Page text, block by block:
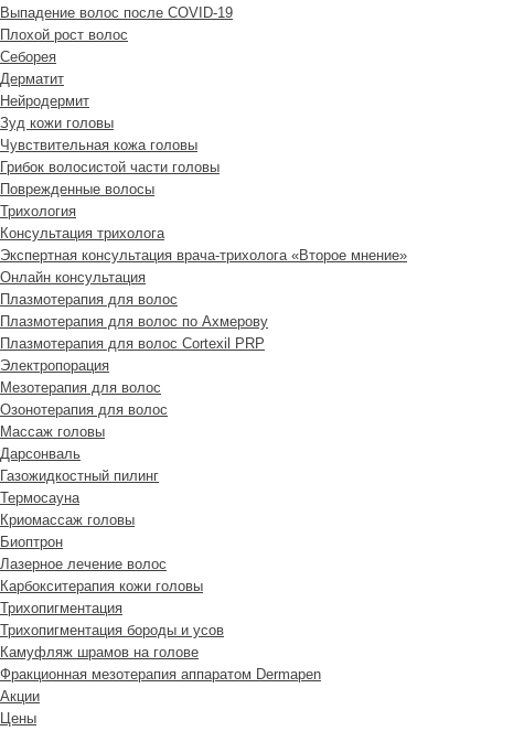
Выпадение волос после COVID-19
Плохой рост волос
Cеборея
Дерматит
Нейродермит
Зуд кожи головы
Чувствительная кожа головы
Грибок волосистой части головы
Поврежденные волосы
Трихология
Консультация трихолога
Экспертная консультация врача-трихолога «Второе мнение»
Онлайн консультация
Плазмотерапия для волос
Плазмотерапия для волос по Ахмерову
Плазмотерапия для волос Cortexil PRP
Электропорация
Мезотерапия для волос
Озонотерапия для волос
Массаж головы
Дарсонваль
Газожидкостный пилинг
Термосауна
Криомассаж головы
Биоптрон
Лазерное лечение волос
Карбокситерапия кожи головы
Трихопигментация
Трихопигментация бороды и усов
Камуфляж шрамов на голове
Фракционная мезотерапия аппаратом Dermapen
Акции
Цены